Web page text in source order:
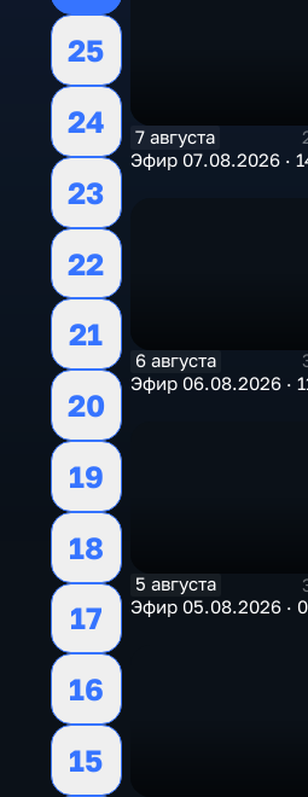
25
24
23
22
21
20
19
18
17
16
15
7 августа
Эфир 07.08.2026 ·
6 августа
Эфир 06.08.2026 ·
5 августа
Эфир 05.08.2026 ·